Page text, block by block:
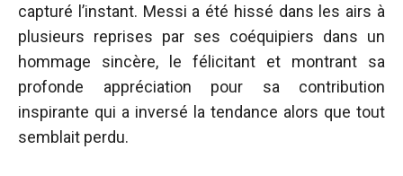
capturé l’instant. Messi a été hissé dans les airs à
plusieurs reprises par ses coéquipiers dans un
hommage sincère, le félicitant et montrant sa
profonde appréciation pour sa contribution
inspirante qui a inversé la tendance alors que tout
semblait perdu.